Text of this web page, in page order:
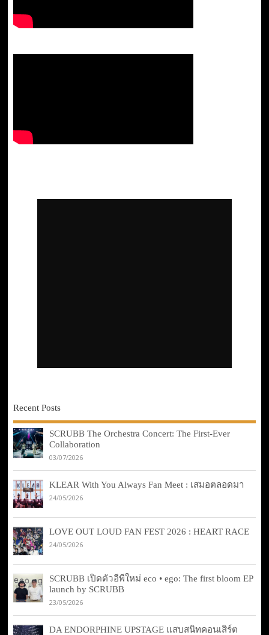
Recent Posts
SCRUBB The Orchestra Concert: The First-Ever
Collaboration
03/07/2026
KLEAR With You Always Fan Meet : เสมอตลอดมา
24/05/2026
LOVE OUT LOUD FAN FEST 2026 : HEART RACE
24/05/2026
SCRUBB เปิดตัวอีพีใหม่ eco • ego: The first bloom EP
launch by SCRUBB
23/05/2026
DA ENDORPHINE UPSTAGE แสบสนิทคอนเสิร์ต